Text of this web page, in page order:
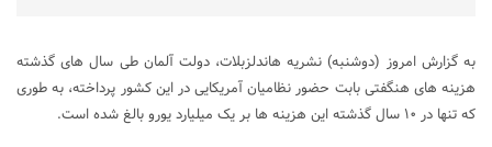
به گزارش امروز (دوشنبه) نشریه هاندلزبلات، دولت آلمان طی سال های گذشته
هزینه های هنگفتی بابت حضور نظامیان آمریکایی در این کشور پرداخته، به طوری
که تنها در ۱۰ سال گذشته این هزینه ها بر یک میلیارد یورو بالغ شده است.